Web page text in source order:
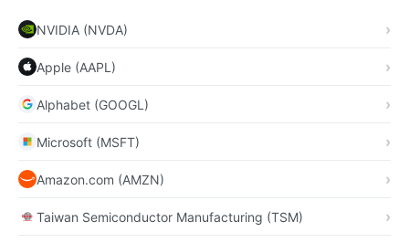
NVIDIA (NVDA)
Apple (AAPL)
Alphabet (GOOGL)
Microsoft (MSFT)
Amazon.com (AMZN)
Taiwan Semiconductor Manufacturing (TSM)